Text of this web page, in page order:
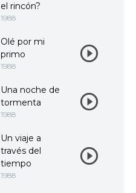
el rincón?
1988
Olé por mi
primo
1988
Una noche de
tormenta
1988
Un viaje a
través del
tiempo
1988